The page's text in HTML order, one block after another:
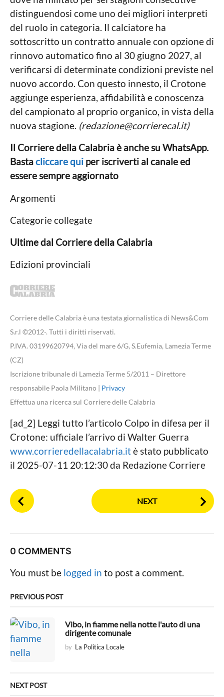
distinguendosi come uno dei migliori interpreti
del ruolo in categoria. Il calciatore ha
sottoscritto un contratto annuale con opzione di
rinnovo automatico fino al 30 giugno 2027, al
verificarsi di determinate condizioni previste nel
nuovo accordo. Con questo innesto, il Crotone
aggiunge esperienza, affidabilità e conoscenza
del campionato al proprio organico, in vista della
nuova stagione. (redazione@corrierecal.it)
Il Corriere della Calabria è anche su WhatsApp.
Bastacliccare qui per iscriverti al canale ed
essere sempre aggiornato
Argomenti
Categorie collegate
Ultime dal Corriere della Calabria
Edizioni provinciali
Corriere delle Calabria è una testata giornalistica di News&Com
S.r.l ©2012-. Tutti i diritti riservati.
P.IVA. 03199620794, Via del mare 6/G, S.Eufemia, Lamezia Terme
(CZ)
Iscrizione tribunale di Lamezia Terme 5/2011 – Direttore
responsabile Paola Militano | Privacy
Effettua una ricerca sul Corriere delle Calabria
[ad_2] Leggi tutto l’articolo Colpo in difesa per il
Crotone: ufficiale l’arrivo di Walter Guerra
www.corrieredellacalabria.itè stato pubblicato
il 2025-07-11 20:12:30 da Redazione Corriere
P
o
P
a
g
n
t
i
o
NEXT
0 COMMENTS
You must be logged in to post a comment.
PREVIOUS POST
Vibo, in fiamme nella notte l'auto di una
dirigente comunale
by La Politica Locale
NEXT POST